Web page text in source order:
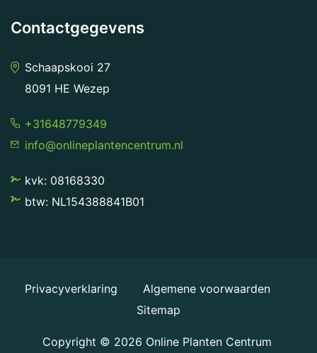
Contactgegevens
Schaapskooi 27
8091 HE Wezep
+31648779349
info@onlineplantencentrum.nl
kvk: 08168330
btw: NL154388841B01
Privacyverklaring
Algemene voorwaarden
Sitemap
Copyright © 2026 Online Planten Centrum